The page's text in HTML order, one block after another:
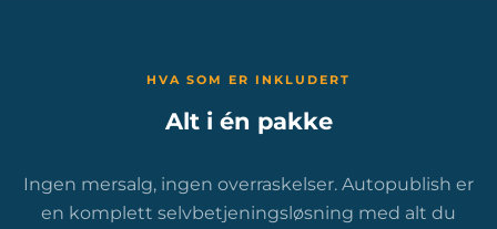
HVA SOM ER INKLUDERT
Alt i én pakke
Ingen mersalg, ingen overraskelser. Autopublish er
en komplett selvbetjeningsløsning med alt du